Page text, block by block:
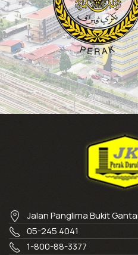
Jalan Panglima Bukit
05-245 4041
1-800-88-3377